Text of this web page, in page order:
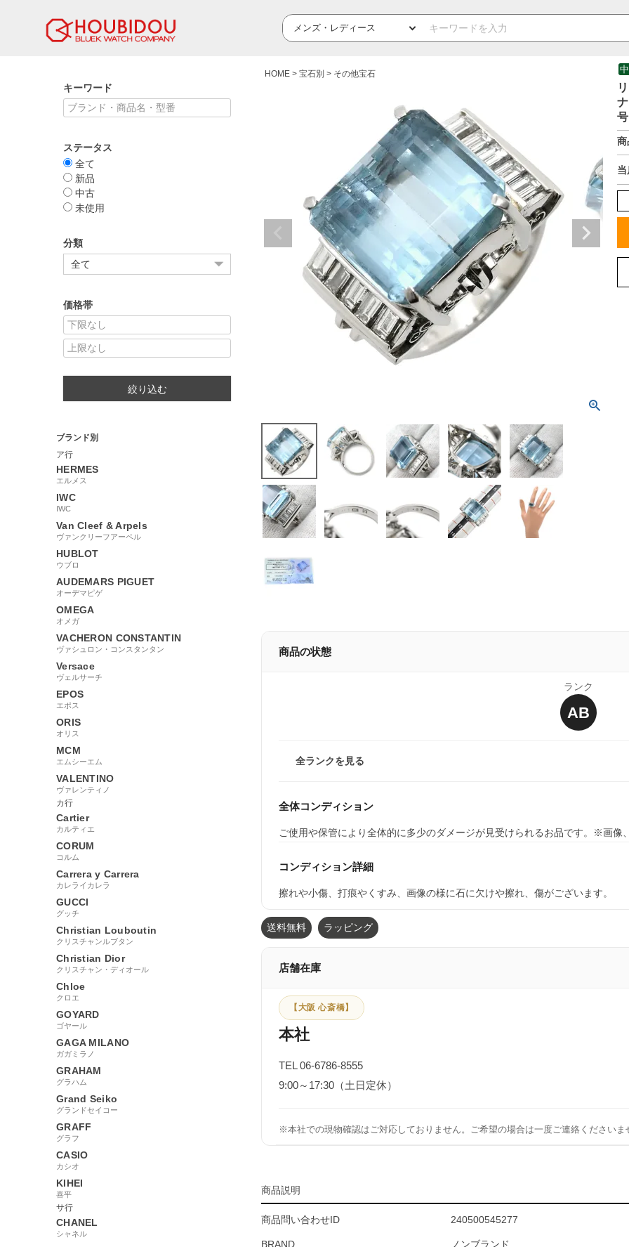
キーワード
ステータス
全て
新品
中古
未使用
分類
価格帯
絞り込む
ブランド別
ア行
HERMES
エルメス
IWC
IWC
Van Cleef & Arpels
ヴァンクリーフアーペル
HUBLOT
ウブロ
AUDEMARS PIGUET
オーデマピゲ
OMEGA
オメガ
VACHERON CONSTANTIN
ヴァシュロン・コンスタンタン
Versace
ヴェルサーチ
EPOS
エポス
ORIS
オリス
MCM
エムシーエム
VALENTINO
ヴァレンティノ
カ行
Cartier
カルティエ
CORUM
コルム
Carrera y Carrera
カレライカレラ
GUCCI
グッチ
Christian Louboutin
クリスチャンルブタン
Christian Dior
クリスチャン・ディオール
Chloe
クロエ
GOYARD
ゴヤール
GAGA MILANO
ガガミラノ
GRAHAM
グラハム
Grand Seiko
グランドセイコー
GRAFF
グラフ
CASIO
カシオ
KIHEI
喜平
サ行
CHANEL
シャネル
HOME 宝石別 その他宝石
商
商品の状態
ランク
AB
全ランクを見る
全体コンディション
ご使用や保管により全体的に多少のダメージが見受けられるお品です。※画像
コンディション詳細
擦れや小傷、打痕やくすみ、画像の様に石に欠けや擦れ、傷がございます。
送料無料 ラッピング
店舗在庫
【大阪 心斎橋】
本社
TEL 06-6786-8555
9:00～17:30（土日定休）
※本社での現物確認はご対応しておりません。ご希望の場合は一度ご連絡くださいま
商品説明
商品問い合わせID 240500545277
BRAND ノンブランド